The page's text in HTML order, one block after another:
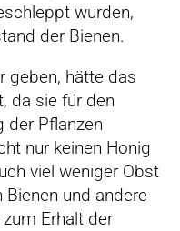
wurden,
der Bienen.
geben, hätte das
da sie für den
der Pflanzen
nur keinen Honig
viel weniger Obst
und andere
Erhalt der